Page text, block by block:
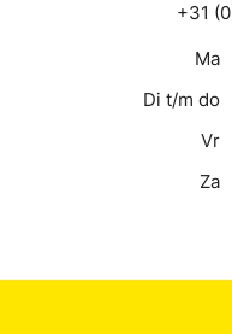
+31
Ma
Di t/m do
Vr
Za